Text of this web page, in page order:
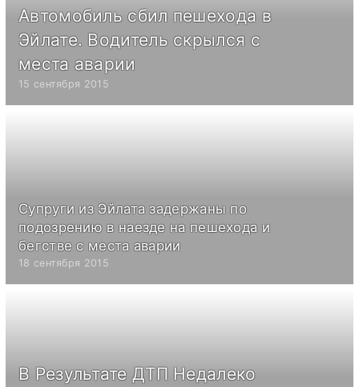
Автомобиль сбил пешехода в
Эйлате. Водитель скрылся с
места аварии
15 сентября 2015
Супруги из Эйлата задержаны по
подозрению в наезде на пешехода и
бегстве с места аварии
18 сентября 2015
В Результате ДТП Недалеко